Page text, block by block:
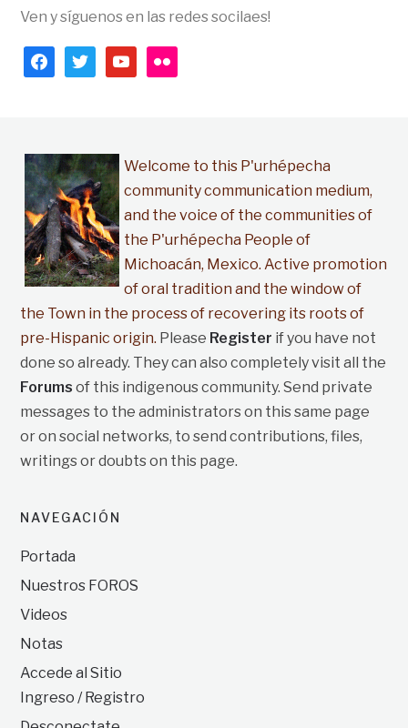
Ven y síguenos en las redes socilaes!
facebooktwitteryoutubeflickr
Welcome to this P'urhépecha
community communication medium,
and the voice of the communities of
the P'urhépecha People of
Michoacán, Mexico. Active promotion
of oral tradition and the window of
the Town in the process of recovering its roots of
pre-Hispanic origin. Please Register if you have not
done so already. They can also completely visit all the
Forums of this indigenous community. Send private
messages to the administrators on this same page
or on social networks, to send contributions, files,
writings or doubts on this page.
NAVEGACIÓN
Portada
Nuestros FOROS
Videos
Notas
Accede al Sitio
Ingreso / Registro